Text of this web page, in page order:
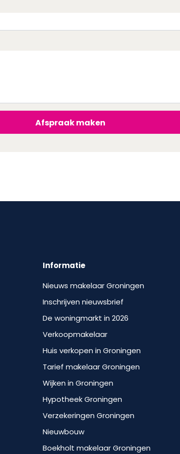
Afspraak maken
Informatie
Nieuws makelaar Groningen
Inschrijven nieuwsbrief
De woningmarkt in 2026
Verkoopmakelaar
Huis verkopen in Groningen
Tarief makelaar Groningen
Wijken in Groningen
Hypotheek Groningen
Verzekeringen Groningen
Nieuwbouw
Boekholt makelaar Groningen